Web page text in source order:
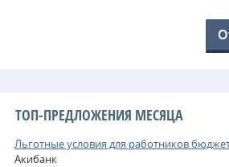
ТОП-ПРЕДЛОЖЕНИЯ МЕСЯЦА
Льготные условия для работников
Акибанк